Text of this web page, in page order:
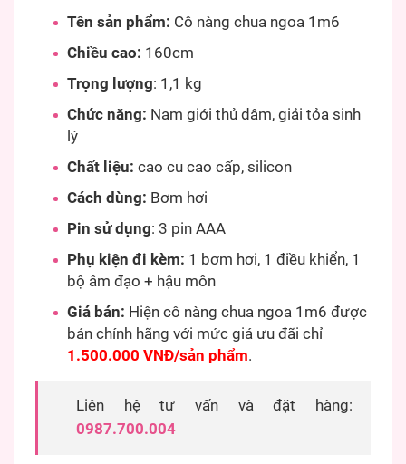
Tên sản phẩm: Cô nàng chua ngoa 1m6
Chiều cao: 160cm
Trọng lượng: 1,1 kg
Chức năng: Nam giới thủ dâm, giải tỏa sinh
lý
Chất liệu: cao cu cao cấp, silicon
Cách dùng: Bơm hơi
Pin sử dụng: 3 pin AAA
Phụ kiện đi kèm: 1 bơm hơi, 1 điều khiển, 1
bộ âm đạo + hậu môn
Giá bán: Hiện cô nàng chua ngoa 1m6 được
bán chính hãng với mức giá ưu đãi chỉ
1.500.000 VNĐ/sản phẩm.
Liên hệ tư vấn và đặt hàng:
0987.700.004